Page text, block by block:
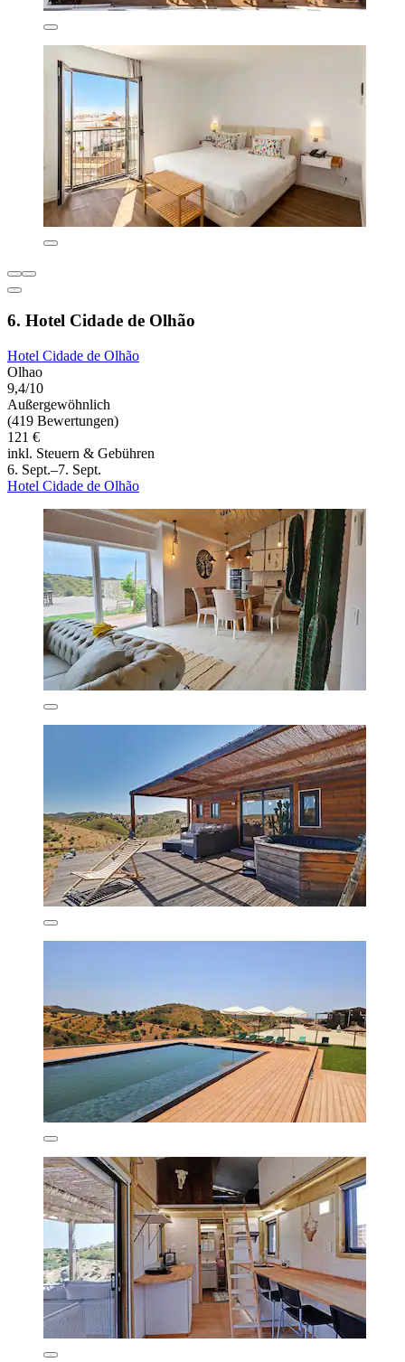
6. Hotel Cidade de Olhão
Hotel Cidade de Olhão
Olhao
9,4/10
Außergewöhnlich
(419 Bewertungen)
121 €
inkl. Steuern & Gebühren
6. Sept.–7. Sept.
Hotel Cidade de Olhão